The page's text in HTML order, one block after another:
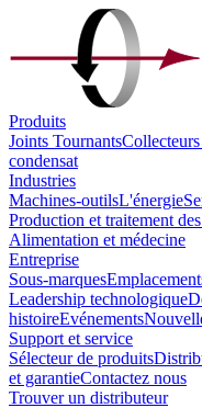
Produits
Joints Tournants
condensat
Industries
Machines-outilsL'énergie
Production et traitement
Alimentation et médecine
Entreprise
Sous-marques
Leadership technologique
histoireEvénements
Support et service
Sélecteur de produits
et garantieContactez nous
Trouver un distributeur